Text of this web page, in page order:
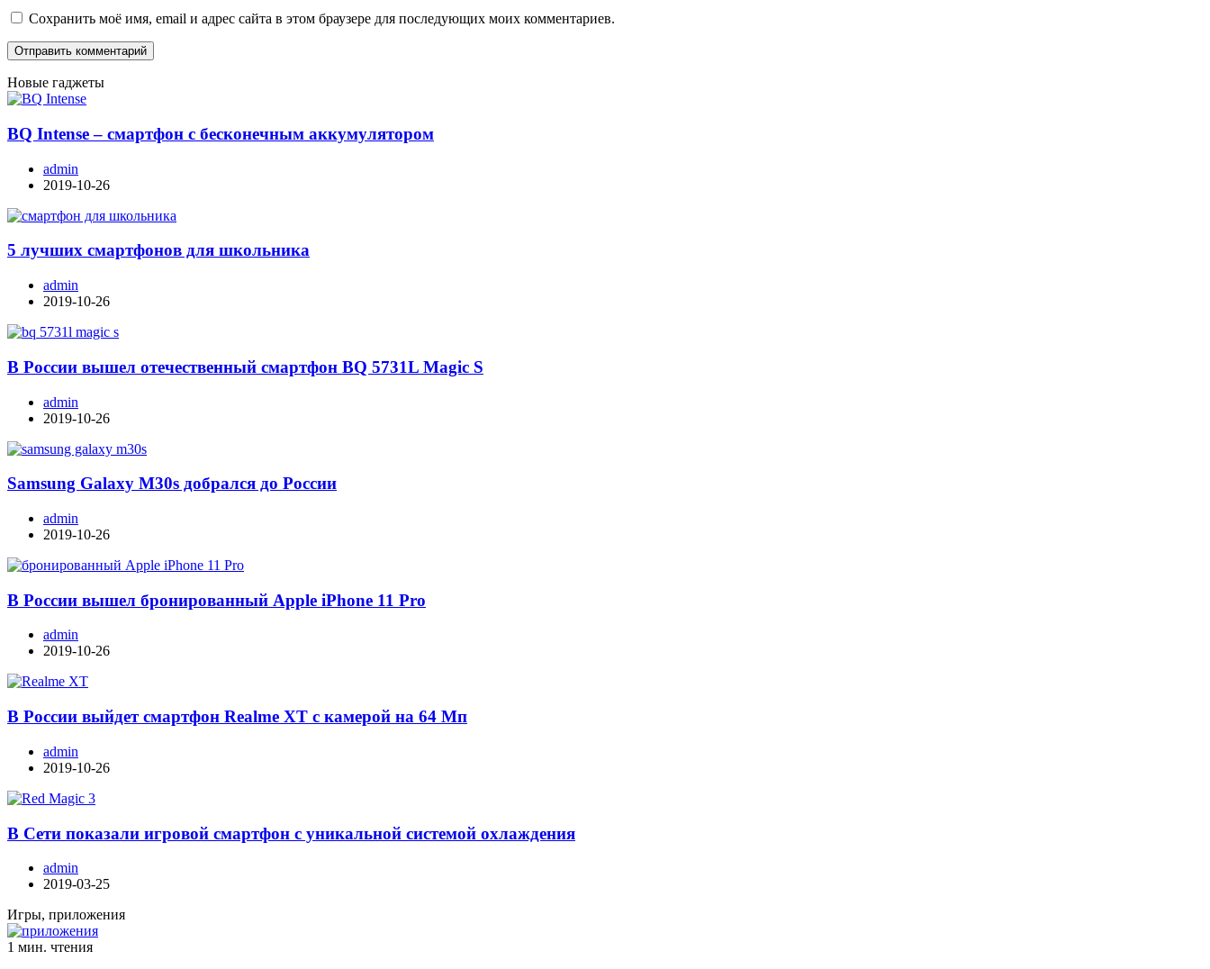
Сохранить моё имя, email и адрес сайта в этом браузере для последующих моих комментариев.
Новые гаджеты
BQ Intense – смартфон с бесконечным аккумулятором
admin
2019-10-26
5 лучших смартфонов для школьника
admin
2019-10-26
В России вышел отечественный смартфон BQ 5731L Magic S
admin
2019-10-26
Samsung Galaxy M30s добрался до России
admin
2019-10-26
В России вышел бронированный Apple iPhone 11 Pro
admin
2019-10-26
В России выйдет смартфон Realme XT с камерой на 64 Мп
admin
2019-10-26
В Сети показали игровой смартфон с уникальной системой охлаждения
admin
2019-03-25
Игры, приложения
1 мин. чтения